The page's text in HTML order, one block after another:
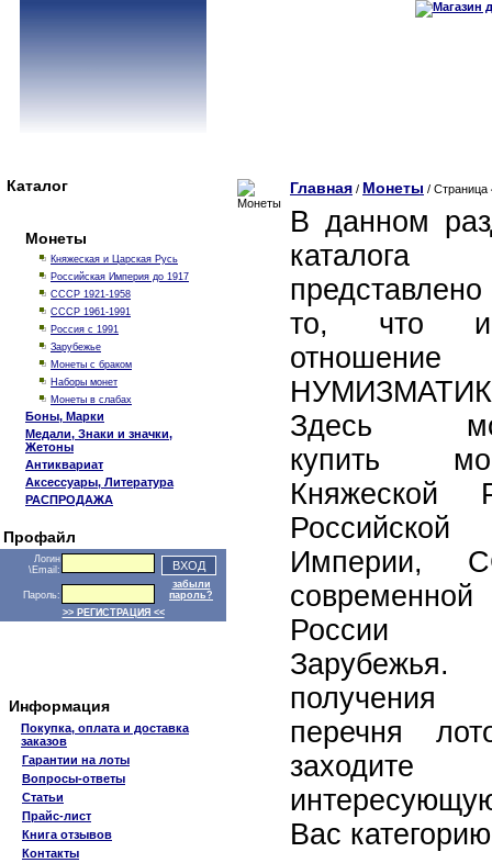
Каталог
Монеты
Княжеская и Царская Русь
Российская Империя до 1917
СССР 1921-1958
СССР 1961-1991
Россия с 1991
Зарубежье
Монеты с браком
Наборы монет
Монеты в слабах
Боны, Марки
Медали, Знаки и значки,
Жетоны
Антиквариат
Аксессуары, Литература
РАСПРОДАЖА
Профайл
Логин
\Email:
Пароль:
забыли
пароль?
>> РЕГИСТРАЦИЯ <<
Информация
Покупка, оплата и доставка
заказов
Гарантии на лоты
Вопросы-ответы
Статьи
Прайс-лист
Книга отзывов
Контакты
Главная / Монеты / Страница
В данном
каталога
то, что
Здесь
купить
Княжеской
Российской
Империи,
современной
получения
перечня
Вас